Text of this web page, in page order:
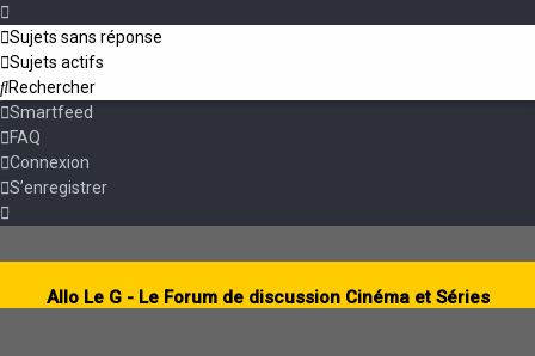
Sujets sans réponse
Sujets actifs
Rechercher
Smartfeed
FAQ
Connexion
S’enregistrer
Allo Le G - Le Forum de discussion Cinéma et Séries